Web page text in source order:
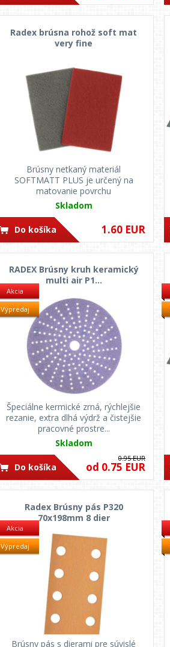
Radex brúsna rohož soft mat
very fine
Brúsny netkaný materiál
SOFTMATT PLUS je určený na
matovanie povrchu
Skladom
1.60 EUR
Do košíka
Akcia
Výpredaj
RADEX Brúsny kruh keramický
multi air P1...
Špeciálne kermické zrná, rýchlejšie
rezanie, extra dlhá výdrž a čistejšie
pracovné prostre...
Skladom
od 0.75 EUR
0.95 EUR
Do košíka
Akcia
Výpredaj
Radex Brúsny pás P320
70x198mm 8 dier
Brúsny pás s dierami pre súvislé